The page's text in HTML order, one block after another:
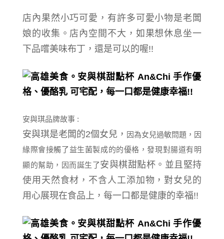
店內果然小巧可愛，有許多可愛小物是老闆
娘的收集。店內空間不大，如果想休息坐一
下品嚐美味布丁，還是可以的喔!!
安與琪品牌故事 :
安與琪是老闆的2個女兒， 因為女兒過敏問題，因
緣際會接觸了益生菌製成的的優格，發現對腸道有明
顯的幫助，因而誕生了安與棋甜點杯。 並且堅持
使用天然食材，不含人工添加物，對女兒的
用心展現在食品上， 每一口都是健康的幸福!!